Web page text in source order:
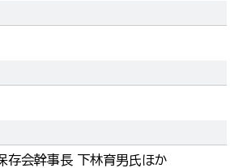
存会幹事長 下林育男氏ほか